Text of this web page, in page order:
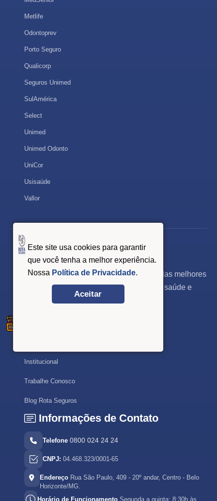
Metlife
Odontoprev
Porto Seguro
Qualicorp
Seguros Unimed
SulAmérica
Select
Unimed
Unimed Odonto
UniCor
Usisaúde
Vallor
Redes Sociais
Siga a Rota Seguros e fique por dentro das melhores
dicas, ofertas e novidades em planos de saúde e
seguros.
Institucional
Trabalhe Conosco
Blog Rota Seguros
Informações de Contato
Telefone 0800 024 24 24
CNPJ: 04.468.323/0001-65
Endereço Rua São Paulo, 409 - 20º andar, Centro - Belo
Horizonte/MG.
Horário de Funcionamento Segunda a quinta: 8:30h às
Este site usa cookies para garantir
que você tenha a melhor experiência.
Nossa Política de Privacidade.
Aceitar